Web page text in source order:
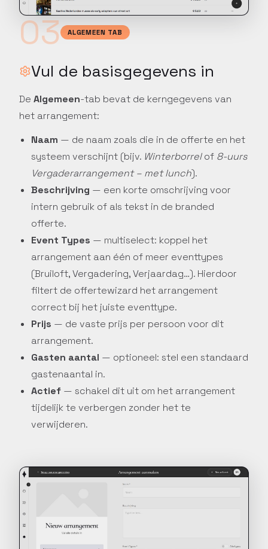
03 ALGEMEEN TAB
Vul de basisgegevens in
De Algemeen-tab bevat de kerngegevens van
het arrangement:
Naam — de naam zoals die in de offerte en het
systeem verschijnt (bijv. Winterborrelof 8-uurs
Vergaderarrangement – met lunch).
Beschrijving — een korte omschrijving voor
intern gebruik of als tekst in de branded
offerte.
Event Types — multiselect: koppel het
arrangement aan één of meer eventtypes
(Bruiloft, Vergadering, Verjaardag…). Hierdoor
filtert de offertewizard het arrangement
correct bij het juiste eventtype.
Prijs — de vaste prijs per persoon voor dit
arrangement.
Gasten aantal — optioneel: stel een standaard
gastenaantal in.
Actief — schakel dit uit om het arrangement
tijdelijk te verbergen zonder het te
verwijderen.